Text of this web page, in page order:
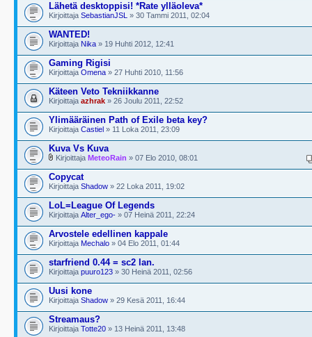
Lähetä desktoppisi! *Rate ylläoleva*
Kirjoittaja SebastianJSL » 30 Tammi 2011, 02:04
WANTED!
Kirjoittaja Nika » 19 Huhti 2012, 12:41
Gaming Rigisi
Kirjoittaja Omena » 27 Huhti 2010, 11:56
Käteen Veto Tekniikkanne
Kirjoittaja azhrak » 26 Joulu 2011, 22:52
Ylimääräinen Path of Exile beta key?
Kirjoittaja Castiel » 11 Loka 2011, 23:09
Kuva Vs Kuva
Kirjoittaja MeteoRain » 07 Elo 2010, 08:01
Copycat
Kirjoittaja Shadow » 22 Loka 2011, 19:02
LoL=League Of Legends
Kirjoittaja Alter_ego- » 07 Heinä 2011, 22:24
Arvostele edellinen kappale
Kirjoittaja Mechalo » 04 Elo 2011, 01:44
starfriend 0.44 = sc2 lan.
Kirjoittaja puuro123 » 30 Heinä 2011, 02:56
Uusi kone
Kirjoittaja Shadow » 29 Kesä 2011, 16:44
Streamaus?
Kirjoittaja Totte20 » 13 Heinä 2011, 13:48